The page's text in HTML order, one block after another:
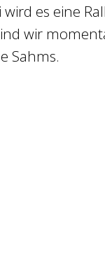
es eine
wir
Sahms.